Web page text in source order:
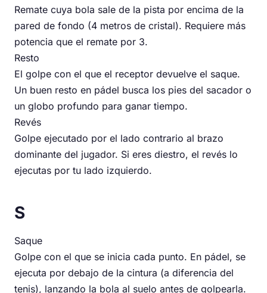
Remate cuya bola sale de la pista por encima de la
pared de fondo (4 metros de cristal). Requiere más
potencia que el remate por 3.
Resto
El golpe con el que el receptor devuelve el saque.
Un buen resto en pádel busca los pies del sacador o
un globo profundo para ganar tiempo.
Revés
Golpe ejecutado por el lado contrario al brazo
dominante del jugador. Si eres diestro, el revés lo
ejecutas por tu lado izquierdo.
S
Saque
Golpe con el que se inicia cada punto. En pádel, se
ejecuta por debajo de la cintura (a diferencia del
tenis), lanzando la bola al suelo antes de golpearla.